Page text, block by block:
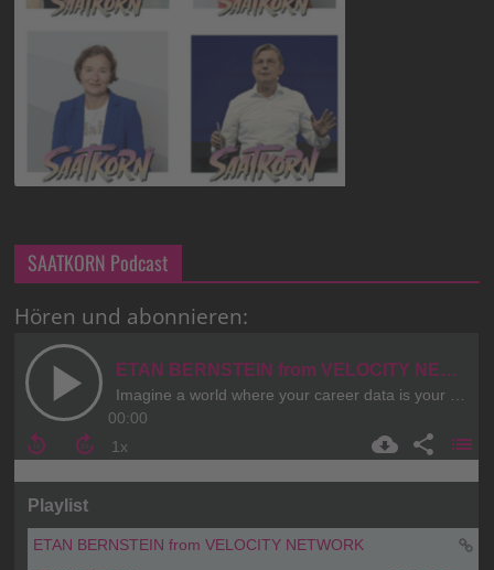
SAATKORN Podcast
Hören und abonnieren: